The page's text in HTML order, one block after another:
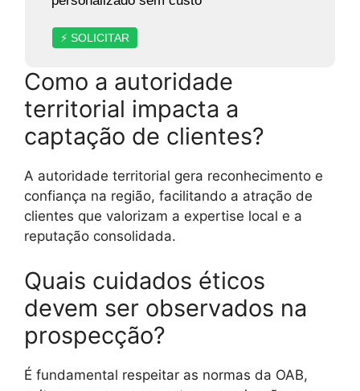
⚡ SOLICITAR
Como a autoridade
territorial impacta a
captação de clientes?
A autoridade territorial gera reconhecimento e
confiança na região, facilitando a atração de
clientes que valorizam a expertise local e a
reputação consolidada.
Quais cuidados éticos
devem ser observados na
prospecção?
É fundamental respeitar as normas da OAB,